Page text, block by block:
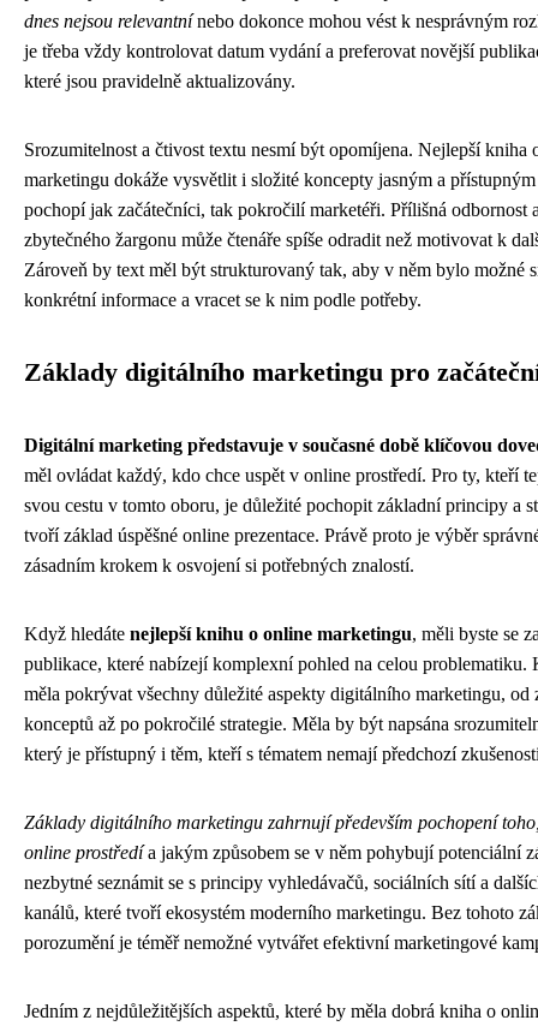
dnes nejsou relevantnínebo dokonce mohou vést k nesprávným
je třeba vždy kontrolovat datum vydání a preferovat novější
které jsou pravidelně aktualizovány.
Srozumitelnost a čtivost textu nesmí být opomíjena. Nejlepší kniha
marketingu dokáže vysvětlit i složité koncepty jasným a
pochopí jak začátečníci, tak pokročilí marketéři. Přílišná odbornost
zbytečného žargonu může čtenáře spíše odradit než motivovat k
Zároveň by text měl být strukturovaný tak, aby v něm bylo možné
konkrétní informace a vracet se k nim podle potřeby.
Základy digitálního marketingu pro
Digitální marketing představuje v současné době klíčovou
měl ovládat každý, kdo chce uspět v online prostředí. Pro ty, kteří
svou cestu v tomto oboru, je důležité pochopit základní principy a
tvoří základ úspěšné online prezentace. Právě proto je výběr
zásadním krokem k osvojení si potřebných znalostí.
Když hledáte nejlepší knihu o online marketingu, měli byste se
publikace, které nabízejí komplexní pohled na celou
měla pokrývat všechny důležité aspekty digitálního marketingu, od
konceptů až po pokročilé strategie. Měla by být napsána
který je přístupný i těm, kteří s tématem nemají předchozí
Základy digitálního marketingu zahrnují především pochopení
online prostředía jakým způsobem se v něm pohybují potenciální
nezbytné seznámit se s principy vyhledávačů, sociálních sítí a
kanálů, které tvoří ekosystém moderního marketingu. Bez tohoto
porozumění je téměř nemožné vytvářet efektivní marketingové
Jedním z nejdůležitějších aspektů, které by měla dobrá kniha o